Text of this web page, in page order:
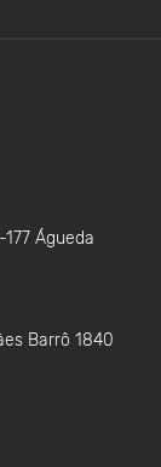
Águeda
Barrô 1840